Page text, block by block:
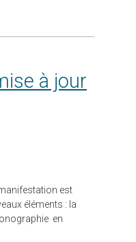
est
éléments : la
en